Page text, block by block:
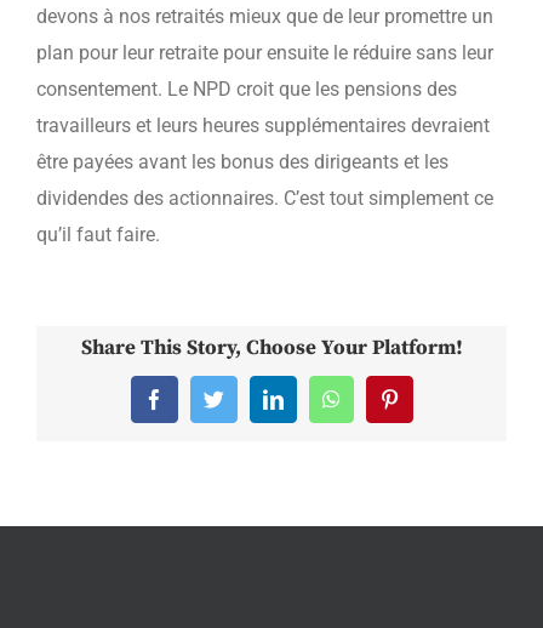
devons à nos retraités mieux que de leur promettre un
plan pour leur retraite pour ensuite le réduire sans leur
consentement. Le NPD croit que les pensions des
travailleurs et leurs heures supplémentaires devraient
être payées avant les bonus des dirigeants et les
dividendes des actionnaires. C’est tout simplement ce
qu’il faut faire.
Share This Story, Choose Your Platform!
FacebookTwitterLinkedInWhatsAppPinterest